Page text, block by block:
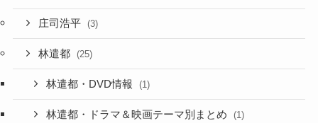
庄司浩平 (3)
林遣都 (25)
林遣都・DVD情報 (1)
林遣都・ドラマ＆映画テーマ別まとめ (1)